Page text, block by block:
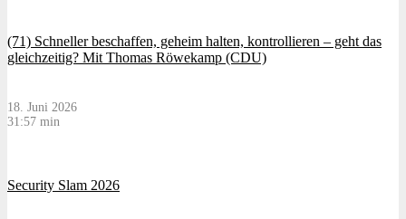
(71) Schneller beschaffen, geheim halten, kontrollieren – geht das
gleichzeitig? Mit Thomas Röwekamp (CDU)
18. Juni 2026
31:57 min
Security Slam 2026